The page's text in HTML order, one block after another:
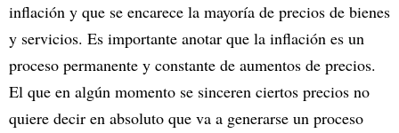
inflación y que se encarece la mayoría de precios de bienes
y servicios. Es importante anotar que la inflación es un
proceso permanente y constante de aumentos de precios.
El que en algún momento se sinceren ciertos precios no
quiere decir en absoluto que va a generarse un proceso